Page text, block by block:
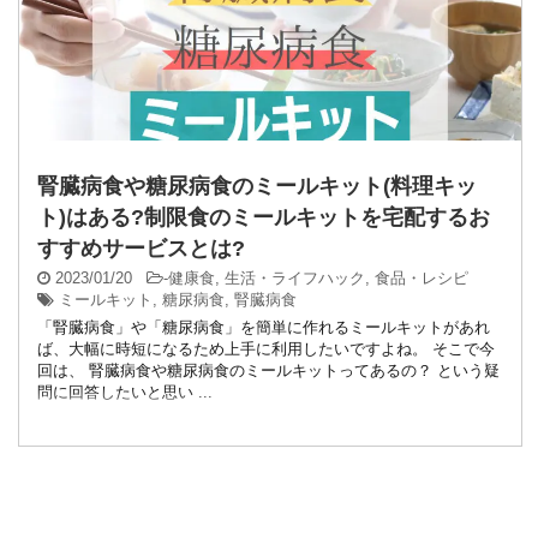
腎臓病食や糖尿病食のミールキット(料理キッ
ト)はある?制限食のミールキットを宅配するお
すすめサービスとは?
2023/01/20 -健康食 生活・ライフハック
食品・レシピ
ミールキット
糖尿病食 腎臓病食
「腎臓病食」や「糖尿病食」を簡単に作れるミールキットがあれ
ば、大幅に時短になるため上手に利用したいですよね。 そこで今
回は、 腎臓病食や糖尿病食のミールキットってあるの？ という疑
問に回答したいと思い ...